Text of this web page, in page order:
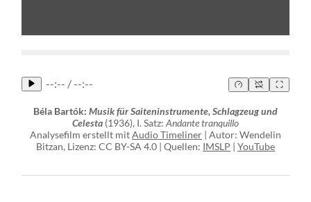
--:-- / --:--
Béla Bartók: Musik für Saiteninstrumente, Schlagzeug und
Celesta (1936), I. Satz: Andante tranquillo
Analysefilm erstellt mitAudio Timeliner | Autor: Wendelin
Bitzan, Lizenz: CC BY-SA 4.0 | Quellen: IMSLP YouTube